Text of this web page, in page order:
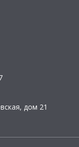
дом 21